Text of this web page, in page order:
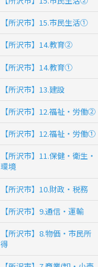
【所沢市】15.市民生活①
【所沢市】14.教育②
【所沢市】14.教育①
【所沢市】13.建設
【所沢市】12.福祉・労働②
【所沢市】12.福祉・労働①
【所沢市】11.保健・衛生・
環境
【所沢市】10.財政・税務
【所沢市】9.通信・運輸
【所沢市】8.物価・市民所
得